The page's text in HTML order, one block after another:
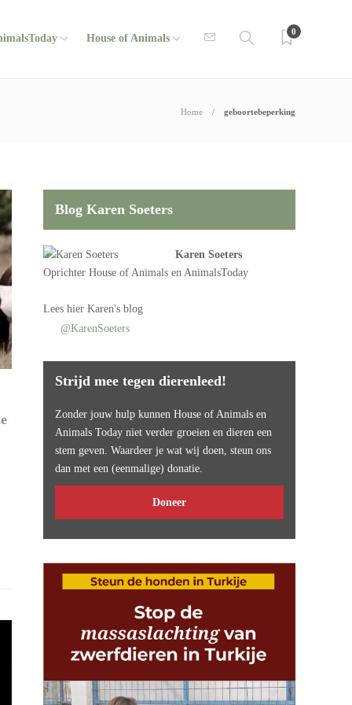
House of Animals
0
Home geboortebeperking
Blog Karen Soeters
Karen Soeters
OprichterHouse of Animals en AnimalsToday
Leeshier Karen's blog
@KarenSoeters
Strijd mee tegen dierenleed!
Zonder jouw hulp kunnen House of Animals en
Animals Today niet verder groeien en dieren een
stem geven. Waardeer je wat wij doen, steun ons
dan met een (eenmalige) donatie.
Doneer